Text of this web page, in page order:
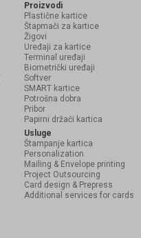
Proizvodi
Plastične kartice
Štapmači za kartice
Žigovi
Uređaji za kartice
Terminal uređaji
Biometrički uređaji
Softver
SMART kartice
Potrošna dobra
Pribor
Papirni držači kartica
Usluge
Štampanje kartica
Personalization
Mailing & Envelope printing
Project Outsourcing
Card design & Prepress
Additional services for cards